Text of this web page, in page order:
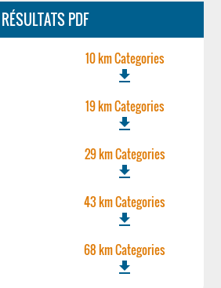
RÉSULTATS PDF
10 km Categories
file_download
19 km Categories
file_download
29 km Categories
file_download
43 km Categories
file_download
68 km Categories
file_download